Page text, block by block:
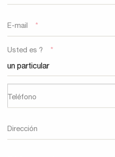
E-mail *
Usted es ? *
Teléfono
Dirección